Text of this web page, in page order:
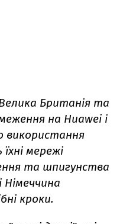
Британія та
на Huawei і
використання
мережі
та шпигунства
Німеччина
кроки.